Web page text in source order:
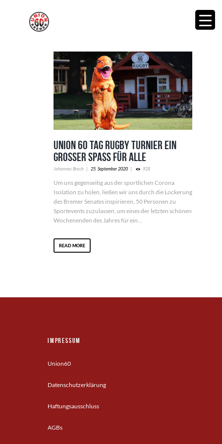
Union 60 Tag Rugby Turnier ein
großer Spaß für Alle
Johannes Broch 25. September 2020 928
Um uns gegenseitig aus der sportlichen Corona
Isolation zu holen, ließen wir uns durch die Lockerung
des Bremer Senates inspirieren, 50 Personen zu
Sportevents zuzulassen, um eines der letzten schönen
Wochenenden des Jahres für ein...
READ MORE
Impressum
Union60
Datenschutzerklärung
Haftungsausschluss
AGBs